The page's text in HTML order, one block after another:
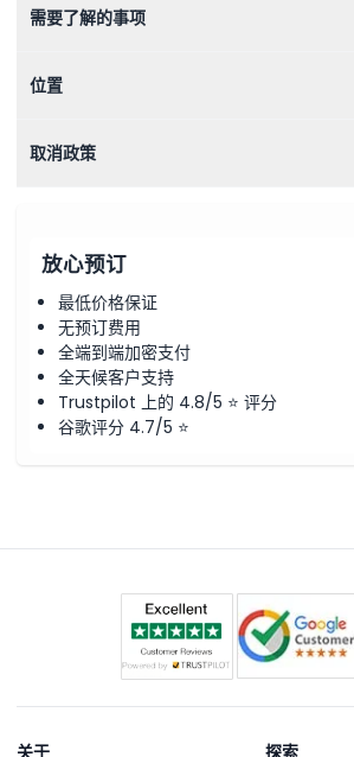
需要了解的事项
位置
取消政策
放心预订
最低价格保证
无预订费用
全端到端加密支付
全天候客户支持
Trustpilot 上的 4.8/5 ⭐ 评分
谷歌评分 4.7/5 ⭐
关于 探索